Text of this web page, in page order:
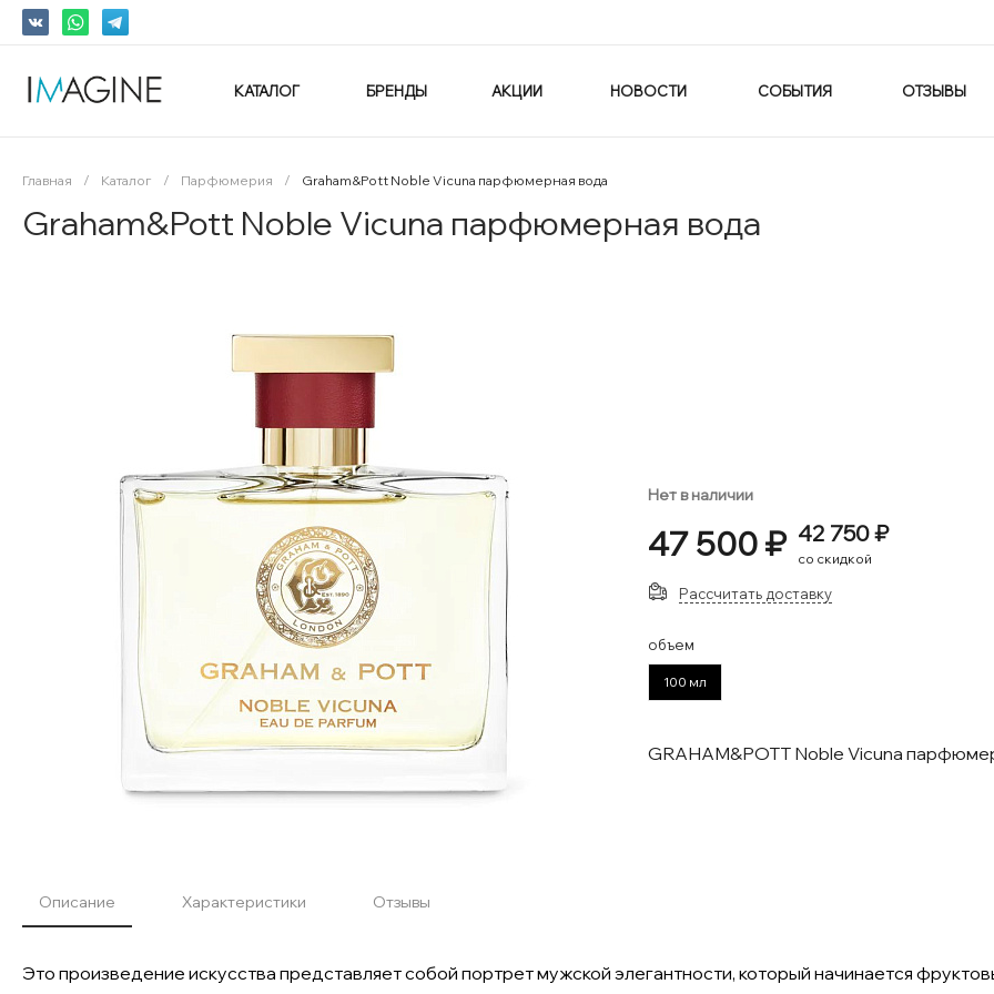
КАТАЛОГ БРЕНДЫ АКЦИИ НОВОСТИ СОБЫТИЯ ОТЗЫВЫ
Главная / Каталог / Парфюмерия / Graham&Pott Noble Vicuna парфюмерная вода
Graham&Pott Noble Vicuna парфюмерная вода
Нет в наличии
47 500 ₽ 42 750 ₽
со скидкой
Рассчитать доставку
объем
100 мл
GRAHAM&POTT Noble Vicuna
Описание Характеристики Отзывы
Это произведение искусства представляет собой портрет мужской элегантности, который начинается